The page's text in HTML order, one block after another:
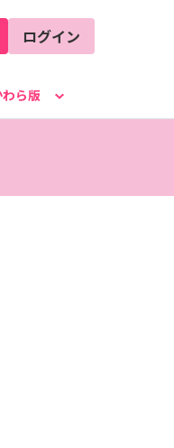
ログイン
わら版